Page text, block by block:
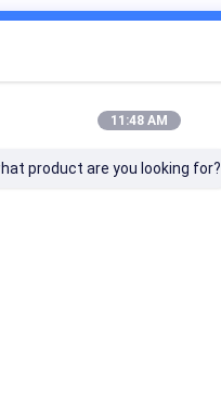
11:48 AM
product are you looking for?